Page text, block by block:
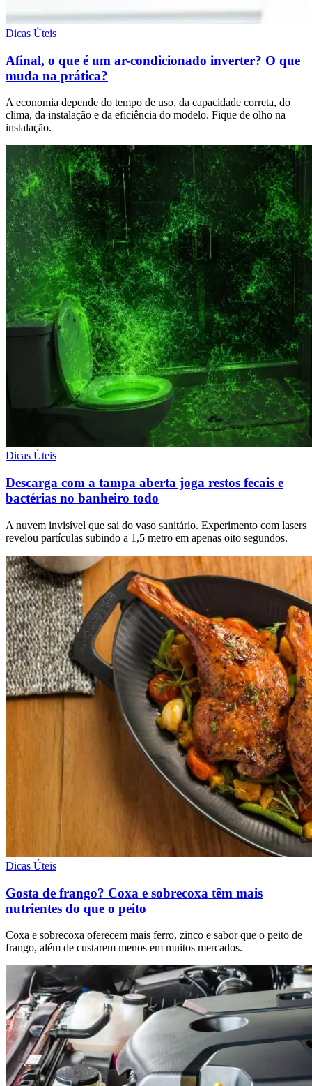
Dicas Úteis
Afinal, o que é um ar-condicionado inverter? O que
muda na prática?
A economia depende do tempo de uso, da capacidade correta, do
clima, da instalação e da eficiência do modelo. Fique de olho na
instalação.
Dicas Úteis
Descarga com a tampa aberta joga restos fecais e
bactérias no banheiro todo
A nuvem invisível que sai do vaso sanitário. Experimento com lasers
revelou partículas subindo a 1,5 metro em apenas oito segundos.
Dicas Úteis
Gosta de frango? Coxa e sobrecoxa têm mais
nutrientes do que o peito
Coxa e sobrecoxa oferecem mais ferro, zinco e sabor que o peito de
frango, além de custarem menos em muitos mercados.